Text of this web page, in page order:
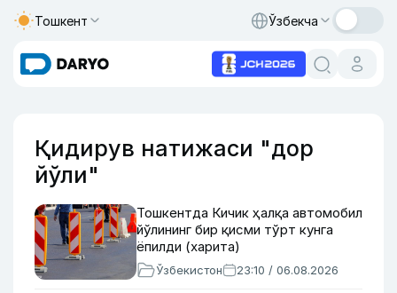
Тошкент Ўзбекча
Қидирув натижаси "дор
йўли"
Тошкентда Кичик ҳалқа автомобил
йўлининг бир қисми тўрт кунга
ёпилди (харита)
Ўзбекистон 23:10 / 06.08.2026